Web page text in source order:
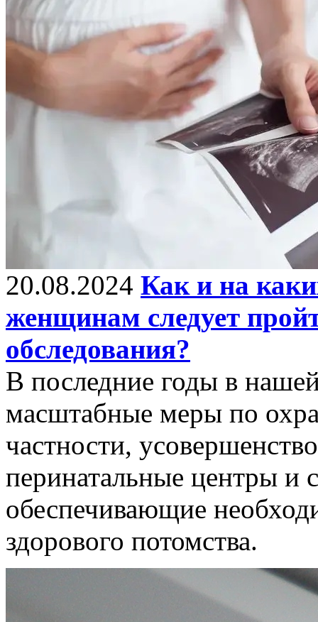
20.08.2024 Как и на
женщинам следует
обследования?
В последние годы в
масштабные меры по
частности,
перинатальные центры и
обеспечивающие
здорового потомства.